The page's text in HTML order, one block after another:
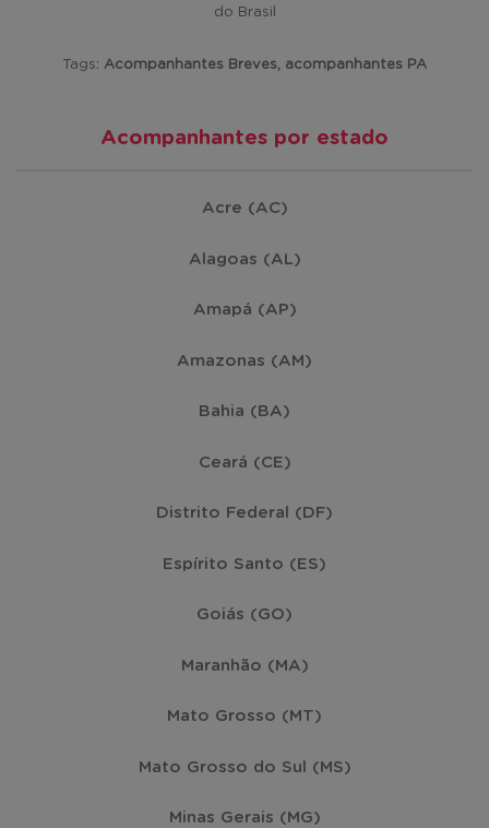
do Brasil
Tags: Acompanhantes Breves, acompanhantes PA
Acompanhantes por estado
Acre (AC)
Alagoas (AL)
Amapá (AP)
Amazonas (AM)
Bahia (BA)
Ceará (CE)
Distrito Federal (DF)
Espírito Santo (ES)
Goiás (GO)
Maranhão (MA)
Mato Grosso (MT)
Mato Grosso do Sul (MS)
Minas Gerais (MG)